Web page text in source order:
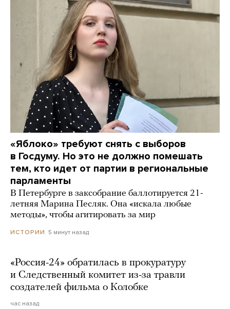
«Яблоко» требуют снять с выборов
в Госдуму. Но это не должно помешать
тем, кто идет от партии в региональные
парламенты
В Петербурге в заксобрание баллотируется 21-
летняя Марина Песляк. Она «искала любые
методы», чтобы агитировать за мир
ИСТОРИИ 5 минут назад
«Россия-24» обратилась в прокуратуру
и Следственный комитет из-за травли
создателей фильма о Колобке
час назад